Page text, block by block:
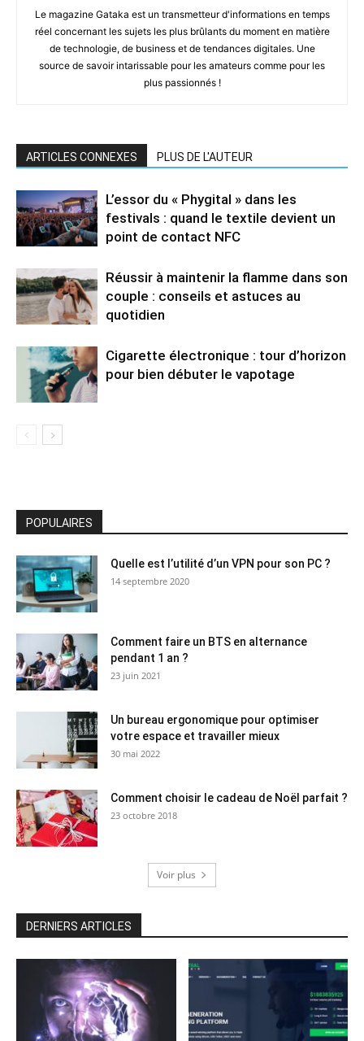
Le magazine Gataka est un transmetteur d'informations en temps
réel concernant les sujets les plus brûlants du moment en matière
de technologie, de business et de tendances digitales. Une
source de savoir intarissable pour les amateurs comme pour les
plus passionnés !
ARTICLES CONNEXES PLUS DE L'AUTEUR
L’essor du « Phygital » dans les
festivals : quand le textile devient un
point de contact NFC
Réussir à maintenir la flamme dans son
couple : conseils et astuces au
quotidien
Cigarette électronique : tour d’horizon
pour bien débuter le vapotage
POPULAIRES
Quelle est l’utilité d’un VPN pour son PC ?
14 septembre 2020
Comment faire un BTS en alternance
pendant 1 an ?
23 juin 2021
Un bureau ergonomique pour optimiser
votre espace et travailler mieux
30 mai 2022
Comment choisir le cadeau de Noël parfait ?
23 octobre 2018
Voir plus
DERNIERS ARTICLES